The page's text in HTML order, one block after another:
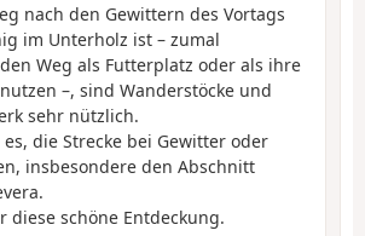
nach den Gewittern des Vortags
im Unterholz ist – zumal
Weg als Futterplatz oder als ihre
–, sind Wanderstöcke und
sehr nützlich.
die Strecke bei Gewitter oder
insbesondere den Abschnitt
diese schöne Entdeckung.